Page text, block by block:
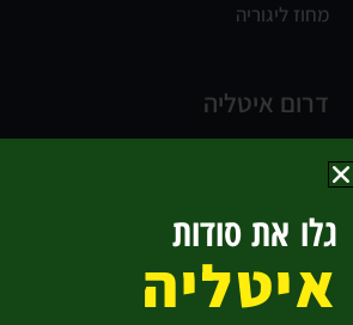
מחוז ליגוריה
דרום איטליה
נאפולי
קמפניה וחוף אמלפי
החוף האדריאטי
בזיליקטה וקלבריה
סיציליה
גלו את סודות
איטליה